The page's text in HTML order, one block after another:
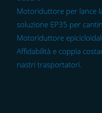
Motoriduttore per lance
soluzione EP35 per
Motoriduttore
Affidabilità e coppia
nastri trasportatori.